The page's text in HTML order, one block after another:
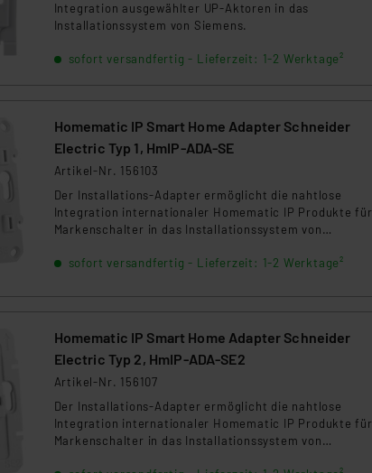
Integration ausgewählter UP-Aktoren in das
Installationssystem von Siemens.
sofort versandfertig - Lieferzeit: 1-2 Werktage²
Homematic IP Smart Home Adapter Schneider
Electric Typ 1, HmIP-ADA-SE
Artikel-Nr. 156103
Der Installations-Adapter ermöglicht die nahtlose
Integration internationaler Homematic IP Produkte für
Markenschalter in das Installationssystem von
sofort versandfertig - Lieferzeit: 1-2 Werktage²
Homematic IP Smart Home Adapter Schneider
Electric Typ 2, HmIP-ADA-SE2
Artikel-Nr. 156107
Der Installations-Adapter ermöglicht die nahtlose
Integration internationaler Homematic IP Produkte für
Markenschalter in das Installationssystem von